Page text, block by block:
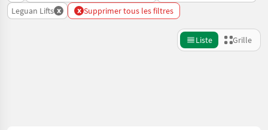
Leguan Lifts x x Supprimer tous les filtres
Liste Grille